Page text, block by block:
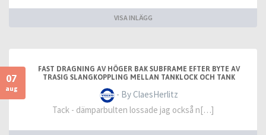
VISA INLÄGG
07
aug
FAST DRAGNING AV HÖGER BAK SUBFRAME EFTER BYTE AV
TRASIG SLANGKOPPLING MELLAN TANKLOCK OCH TANK
- By ClaesHerlitz
Tack - dämparbulten lossade jag också n[…]